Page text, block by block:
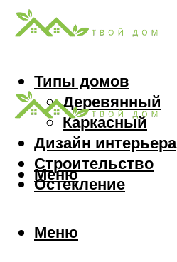
Типы домов
Деревянный
Каркасный
Дизайн интерьера
Строительство
Остекление
Меню
Меню